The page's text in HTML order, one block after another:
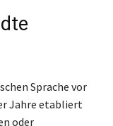
Sprache vor
Jahre etabliert
oder